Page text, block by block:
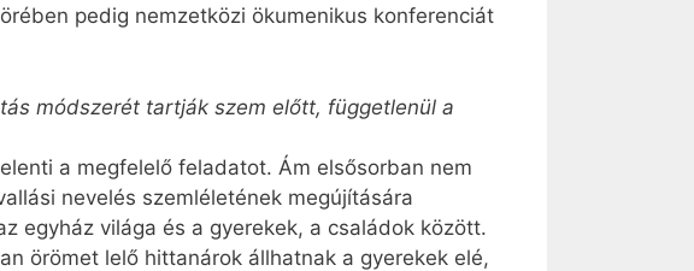
pedig nemzetközi ökumenikus konferenciát
módszerét tartják szem előtt, függetlenül a
a megfelelő feladatot. Ám elsősorban nem
nevelés szemléletének megújítására
egyház világa és a gyerekek, a családok között.
örömet lelő hittanárok állhatnak a gyerekek elé,